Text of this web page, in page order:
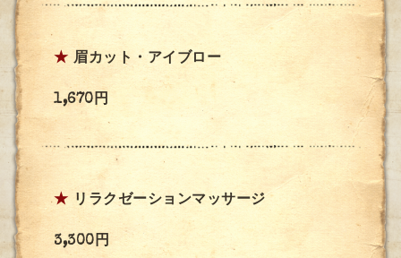
★ 眉カット・アイブロー
1,670円
★ リラクゼーションマッサージ
3,300円